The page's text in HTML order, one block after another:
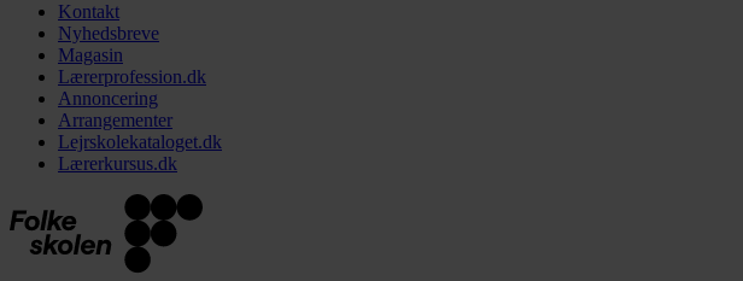
Kontakt
Nyhedsbreve
Magasin
Lærerprofession.dk
Annoncering
Arrangementer
Lejrskolekataloget.dk
Lærerkursus.dk